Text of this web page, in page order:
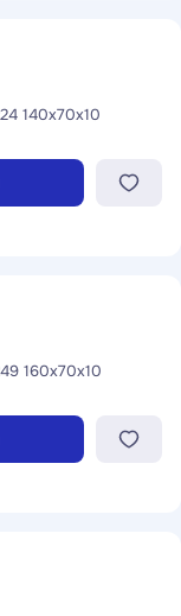
Гранитный памятник ФГ-224 140x70x10
Гранитный памятник ФГ-249 160x70x10